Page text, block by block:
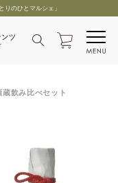
のひとマルシェ」
蔵飲み比べセット